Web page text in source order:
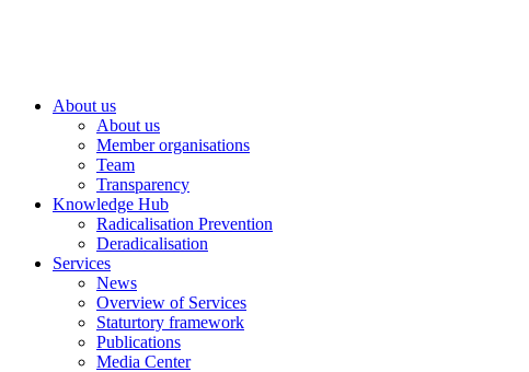
About us
About us
Member organisations
Team
Transparency
Knowledge Hub
Radicalisation Prevention
Deradicalisation
Services
News
Overview of Services
Staturtory framework
Publications
Media Center